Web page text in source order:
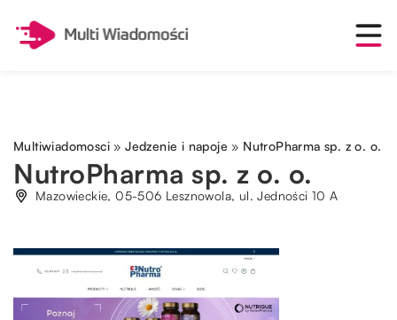
Multiwiadomosci »Jedzenie i napoje » NutroPharma sp. z o. o.
NutroPharma sp. z o. o.
Mazowieckie, 05-506 Lesznowola, ul. Jedności 10 A